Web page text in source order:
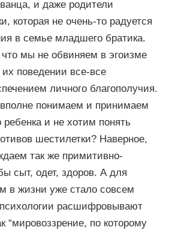
и даже родители
которая не очень-то радуется
в семье младшего братика.
мы не обвиняем в эгоизме
их поведении все-все
личного благополучия.
понимаем и принимаем
ребенка и не хотим понять
шестилетки? Наверное,
так же примитивно-
сыт, одет, здоров. А для
в жизни уже стало совсем
расшифровывают
“мировоззрение, по которому